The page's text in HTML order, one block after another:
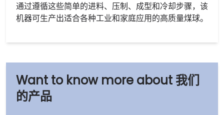
我们
的产品
通过遵循这些简单的进料、压制、成型和冷却步骤，该
机器可生产出适合各种工业和家庭应用的高质量煤球。